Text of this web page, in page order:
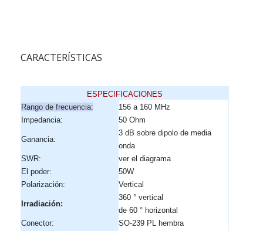
CARACTERÍSTICAS
ESPECIFICACIONES
Rango de frecuencia:
156 a 160 MHz
Impedancia:
50 Ohm
Ganancia:
3 dB sobre dipolo de media
onda
SWR:
ver el diagrama
El poder:
50W
Polarización:
Vertical
Irradiación:
360 ° vertical
de 60 ° horizontal
Conector:
SO-239 PL hembra